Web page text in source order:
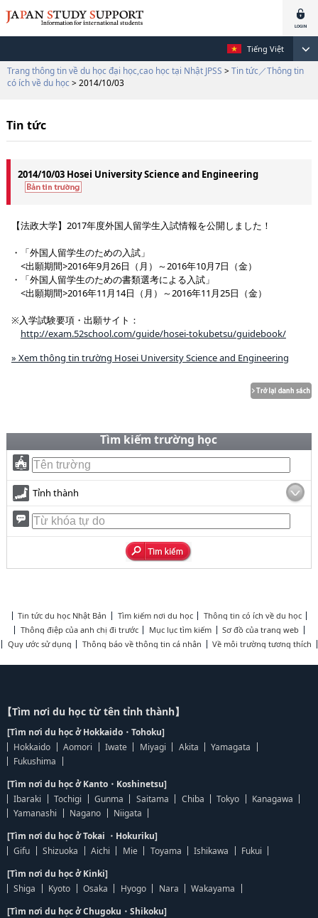
Tiếng Việt
Trang thông tin về du học đại học,cao học tại Nhật JPSS > Tin tức／Thông tin
có ích về du học > 2014/10/03
Tin tức
2014/10/03 Hosei University Science and Engineering
【法政大学】2017年度外国人留学生入試情報を公開しました！
・「外国人留学生のための入試」
<出願期間>2016年9月26日（月）～2016年10月7日（金）
・「外国人留学生のための書類選考による入試」
<出願期間>2016年11月14日（月）～2016年11月25日（金）
※入学試験要項・出願サイト：
http://exam.52school.com/guide/hosei-tokubetsu/guidebook/
» Xem thông tin trường Hosei University Science and Engineering
Tìm kiếm trường học
Tỉnh thành
Tin tức du học Nhật Bản Tìm kiếm nơi du học
Thông tin có ích về du học
Thông điệp của anh chị đi trước
Mục lục tìm kiếm
Sơ đồ của trang web
Quy ước sử dụng
Thông báo về thông tin cá nhân Về môi trường tương thích
【Tìm nơi du học từ tên tỉnh thành】
[Tìm nơi du học ở Hokkaido・Tohoku]
Hokkaido
Aomori Iwate Miyagi Akita
Yamagata
Fukushima
[Tìm nơi du học ở Kanto・Koshinetsu]
Ibaraki
Tochigi Gunma Saitama Chiba Tokyo
Kanagawa
Yamanashi
Nagano
Niigata
[Tìm nơi du học ở Tokai ・Hokuriku]
Gifu
Shizuoka Aichi Mie Toyama Ishikawa
Fukui
[Tìm nơi du học ở Kinki]
Shiga
Kyoto Osaka Hyogo Nara
Wakayama
[Tìm nơi du học ở Chugoku・Shikoku]